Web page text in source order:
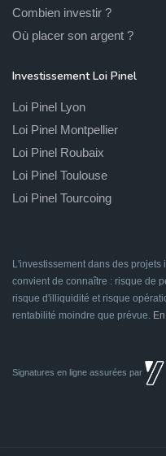
Combien investir ?
Où placer son argent ?
Investissement Loi Pinel
Loi Pinel Lyon
Loi Pinel Montpellier
Loi Pinel Roubaix
Loi Pinel Toulouse
Loi Pinel Tourcoing
L'investissement dans des projets
convient de connaître : risque de
risque d'illiquidité et risque
rentabilité moindre que prévue.
Signatures en ligne assurées par